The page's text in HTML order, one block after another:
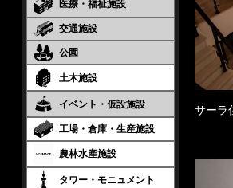
医療・福祉施設
交通施設
公園
土木施設
イベント・仮設施設
工場・倉庫・生産施設
農林水産施設
タワー・モニュメント
サーラ